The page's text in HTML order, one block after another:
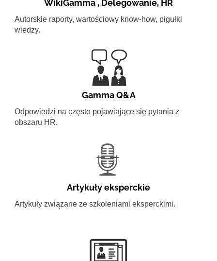
WikiGamma , Delegowanie, HR
Autorskie raporty, wartościowy know-how, pigułki
wiedzy.
Gamma Q&A
Odpowiedzi na często pojawiające się pytania z
obszaru HR.
Artykuły eksperckie
Artykuły związane ze szkoleniami eksperckimi.